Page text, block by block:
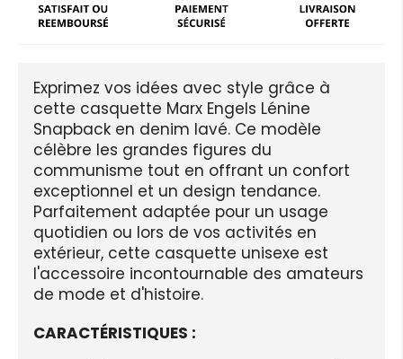
Exprimez vos idées avec style grâce à
cette casquette Marx Engels Lénine
Snapback en denim lavé. Ce modèle
célèbre les grandes figures du
communisme tout en offrant un confort
exceptionnel et un design tendance.
Parfaitement adaptée pour un usage
quotidien ou lors de vos activités en
extérieur, cette casquette unisexe est
l'accessoire incontournable des amateurs
de mode et d'histoire.
CARACTÉRISTIQUES :